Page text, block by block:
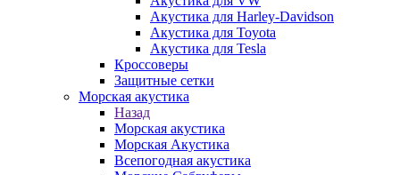
Акустика для Harley-Davidson
Акустика для Toyota
Акустика для Tesla
Кроссоверы
Защитные сетки
Морская акустика
Назад
Морская акустика
Морская Акустика
Всепогодная акустика